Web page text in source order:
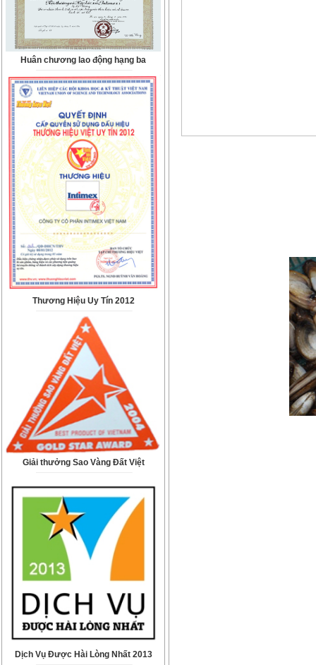
Huân chương lao động hạng ba
Thương Hiệu Uy Tín 2012
Giải thưởng Sao Vàng Đất Việt
Dịch Vụ Được Hài Lòng Nhất 2013